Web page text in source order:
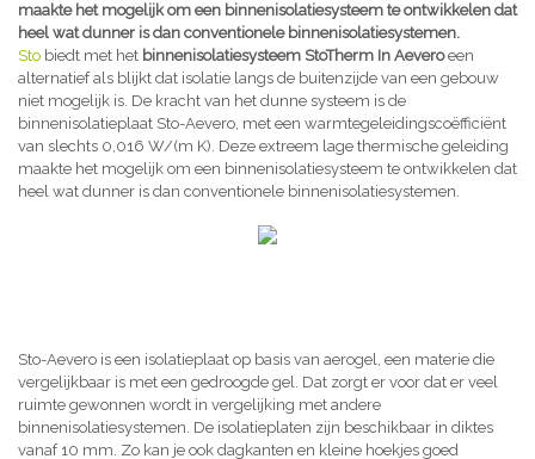
maakte het mogelijk om een binnenisolatiesysteem te ontwikkelen dat
heel wat dunner is dan conventionele binnenisolatiesystemen.
Sto biedt met het binnenisolatiesysteem StoTherm In Aeveroeen
alternatief als blijkt dat isolatie langs de buitenzijde van een gebouw
niet mogelijk is. De kracht van het dunne systeem is de
binnenisolatieplaat Sto-Aevero, met een warmtegeleidingscoëfficiënt
van slechts 0,016 W/(m K). Deze extreem lage thermische geleiding
maakte het mogelijk om een binnenisolatiesysteem te ontwikkelen dat
heel wat dunner is dan conventionele binnenisolatiesystemen.
Sto-Aevero is een isolatieplaat op basis van aerogel, een materie die
vergelijkbaar is met een gedroogde gel. Dat zorgt er voor dat er veel
ruimte gewonnen wordt in vergelijking met andere
binnenisolatiesystemen. De isolatieplaten zijn beschikbaar in diktes
vanaf 10 mm. Zo kan je ook dagkanten en kleine hoekjes goed